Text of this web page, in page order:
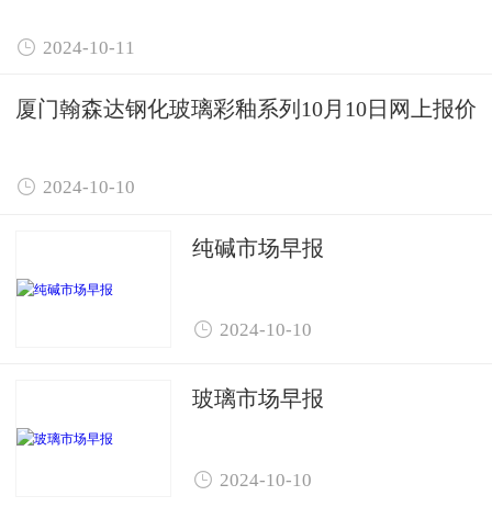
 2024-10-11
厦门翰森达钢化玻璃彩釉系列10月10日网上报价
 2024-10-10
纯碱市场早报
 2024-10-10
玻璃市场早报
 2024-10-10